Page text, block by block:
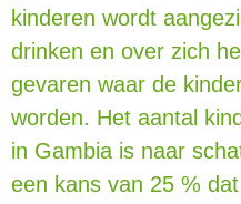
kinderen wordt
drinken en over zich
gevaren waar de
worden. Het aantal
in Gambia is naar
een kans van 25 %